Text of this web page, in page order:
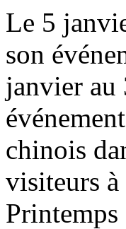
Le 5
son
janvier au
chinois
visiteurs
Printemps